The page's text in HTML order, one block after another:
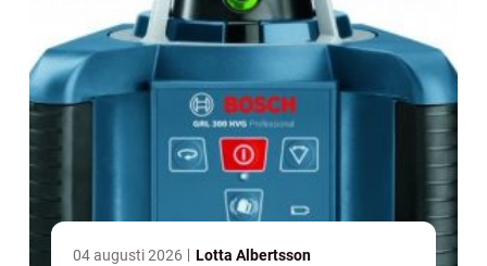
04 augusti 2026 Lotta Albertsson